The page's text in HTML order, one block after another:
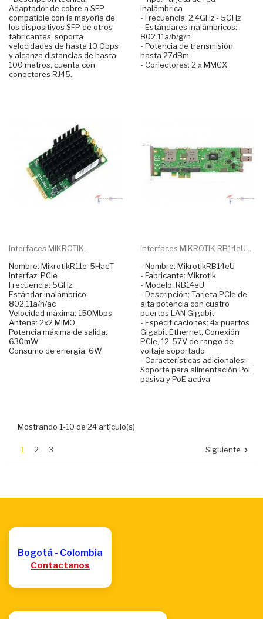
Adaptador de cobre a SFP,
compatible con la mayoría de
los dispositivos SFP de otros
fabricantes, soporta
velocidades de hasta 10 Gbps
y alcanza distancias de hasta
100 metros, cuenta con
conectores RJ45.
inalámbrica
- Frecuencia: 2.4GHz - 5GHz
- Estándares inalámbricos:
802.11a/b/g/n
- Potencia de transmisión:
hasta 27dBm
- Conectores: 2 x MMCX
Interfaces MIKROTIK...
Nombre: MikrotikR11e-5HacT
Interfaz: PCIe
Frecuencia: 5GHz
Estándar inalámbrico:
802.11a/n/ac
Velocidad máxima: 150Mbps
Antena: 2x2 MIMO
Potencia máxima de salida:
630mW
Consumo de energía: 6W
Interfaces MIKROTIK RB14eU...
- Nombre: MikrotikRB14eU
- Fabricante: Mikrotik
- Modelo: RB14eU
- Descripción: Tarjeta PCIe de
alta potencia con cuatro
puertos LAN Gigabit
- Especificaciones: 4x puertos
Gigabit Ethernet, Conexión
PCIe, 12-57V de rango de
voltaje soportado
- Características adicionales:
Soporte para alimentación PoE
pasiva y PoE activa
Mostrando 1-10 de 24 artículo(s)
1 2 3 Siguiente 
Bogotá - Colombia
Contactanos